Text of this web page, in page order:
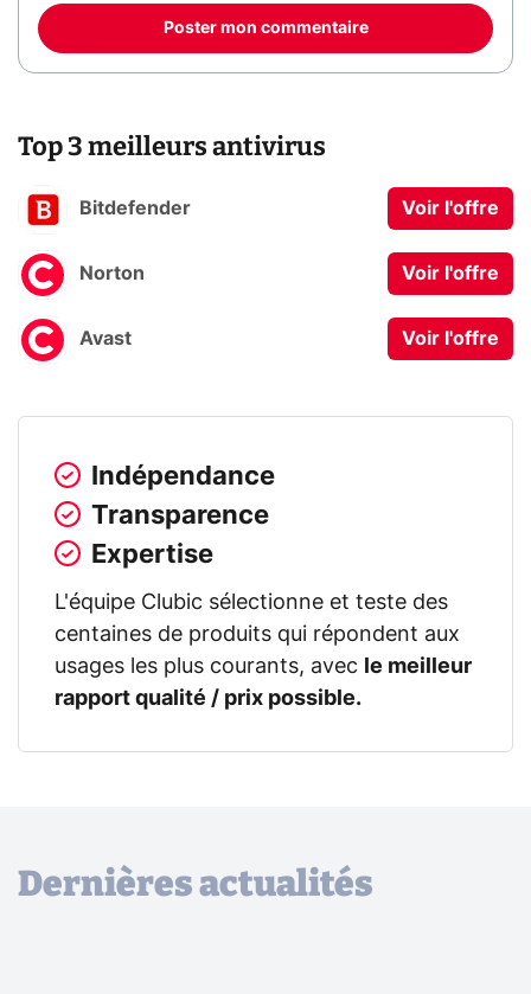
Poster mon commentaire
Top 3 meilleurs antivirus
Bitdefender Voir l'offre
Norton Voir l'offre
Avast Voir l'offre
Indépendance
Transparence
Expertise
L'équipe Clubic sélectionne et teste des
centaines de produits qui répondent aux
usages les plus courants, avec
le meilleur
rapport qualité / prix possible.
Dernières actualités